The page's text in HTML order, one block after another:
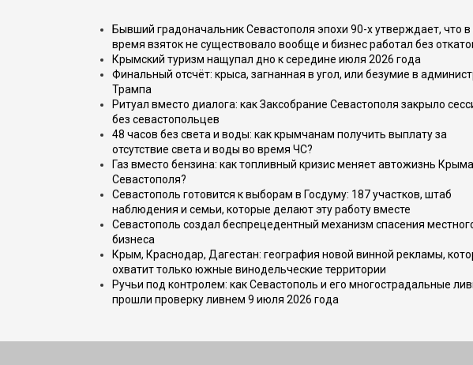
Бывший градоначальник Севастополя эпохи 90-х утверждает, что в
время взяток не существовало вообще и бизнес работал без
Крымский туризм нащупал дно к середине июля 2026 года
Финальный отсчёт: крыса, загнанная в угол, или безумие в
Трампа
Ритуал вместо диалога: как Заксобрание Севастополя закрыло
без севастопольцев
48 часов без света и воды: как крымчанам получить выплату за
отсутствие света и воды во время ЧС?
Газ вместо бензина: как топливный кризис меняет автожизнь
Севастополя?
Севастополь готовится к выборам в Госдуму: 187 участков, штаб
наблюдения и семьи, которые делают эту работу вместе
Севастополь создал беспрецедентный механизм спасения
бизнеса
Крым, Краснодар, Дагестан: география новой винной рекламы,
охватит только южные винодельческие территории
Ручьи под контролем: как Севастополь и его многострадальные
прошли проверку ливнем 9 июля 2026 года